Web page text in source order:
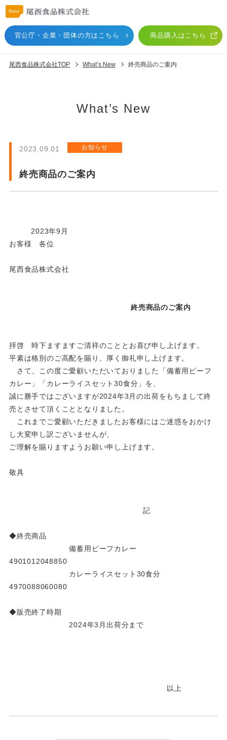
官公庁・企業・団体の方はこちら 商品購入はこちら
尾西食品株式会社TOP What’s New 終売商品のご案内
What’s New
2023.09.01 お知らせ
終売商品のご案内
2023年9月
お客様 各位
尾西食品株式会社
終売商品のご案内
拝啓 時下ますますご清祥のこととお喜び申し上げます。
平素は格別のご高配を賜り、厚く御礼申し上げます。
さて、この度ご愛顧いただいておりました「備蓄用ビーフ
カレー」「カレーライスセット30食分」を、
誠に勝手ではございますが2024年3月の出荷をもちまして終
売とさせて頂くこととなりました。
これまでご愛顧いただきましたお客様にはご迷惑をおかけ
し大変申し訳ございませんが、
ご理解を賜りますようお願い申し上げます。
敬具
記
◆終売商品
備蓄用ビーフカレー
4901012048850
カレーライスセット30食分
4970088060080
◆販売終了時期
2024年3月出荷分まで
以上